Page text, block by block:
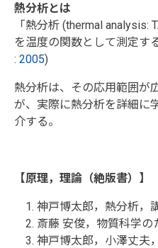
熱分析とは
「熱分析 (thermal
を温度の関数として測定す
: 2005)
熱分析は、その応用範囲が
が、実際に熱分析を詳細に
介する。
【原理，理論（絶版書）】
神戸博太郎，熱分析，
斎藤 安俊，物質科学
神戸博太郎，小澤丈